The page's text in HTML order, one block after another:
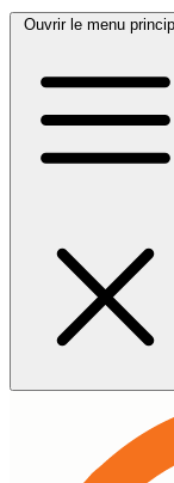
Ouvrir le menu